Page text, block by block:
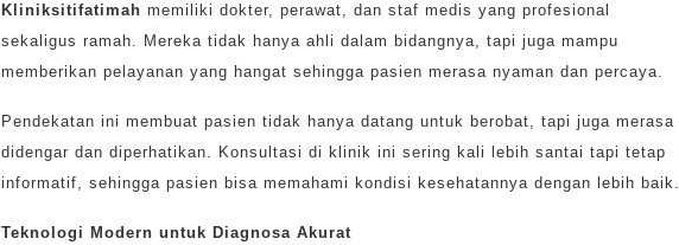
Kliniksitifatimah memiliki dokter, perawat, dan staf medis yang profesional
sekaligus ramah. Mereka tidak hanya ahli dalam bidangnya, tapi juga mampu
memberikan pelayanan yang hangat sehingga pasien merasa nyaman dan percaya.
Pendekatan ini membuat pasien tidak hanya datang untuk berobat, tapi juga merasa
didengar dan diperhatikan. Konsultasi di klinik ini sering kali lebih santai tapi tetap
informatif, sehingga pasien bisa memahami kondisi kesehatannya dengan lebih baik.
Teknologi Modern untuk Diagnosa Akurat